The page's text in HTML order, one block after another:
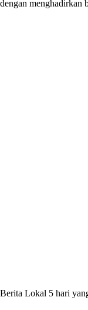
Berita Lokal 5 hari